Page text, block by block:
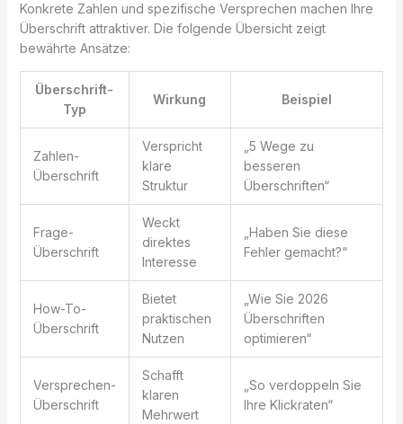
Konkrete Zahlen und spezifische Versprechen machen Ihre
Überschrift attraktiver. Die folgende Übersicht zeigt
bewährte Ansätze:
Überschrift-
Typ
Wirkung Beispiel
Zahlen-
Überschrift
Verspricht
klare
Struktur
„5 Wege zu
besseren
Überschriften“
Frage-
Überschrift
Weckt
direktes
Interesse
„Haben Sie diese
Fehler gemacht?“
How-To-
Überschrift
Bietet
praktischen
Nutzen
„Wie Sie 2026
Überschriften
optimieren“
Versprechen-
Überschrift
Schafft
klaren
Mehrwert
„So verdoppeln Sie
Ihre Klickraten“